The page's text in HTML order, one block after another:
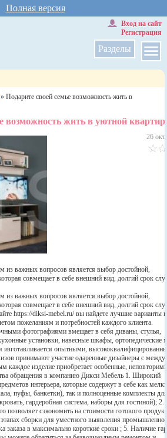
Полная версия
Разделы
Вход на сайт
Регистрация
»Подарите своей семье возможность жить в
возможность жить в уютной
26
из важных вопросов является выбор достойной,
совмещает в себе внешний вид, долгий срок
из важных вопросов является выбор достойной,
совмещает в себе внешний вид, долгий срок
https://diksi-mebel.ru/ вы найдете лучшие варианты
пожеланиям и потребностей каждого клиента.
фотографиями вмещает в себя диваны, стулья,
установки, навесные шкафы, ортопедические
изготавливается опытными,
принимают участие одаренные дизайнеры с
каждое изделие приобретает особенные,
обращения в компанию Дикси Мебель 1. Широкий
интерьера, которые содержут в себе как
пуфы, банкетки), так и полноценные комплекты
гардеробная система, наборы для гостиной);
позволяет сэкономить на стоимости готового
сборки для уместного выявления
заказа в максимально короткие сроки ; 5. Наличие